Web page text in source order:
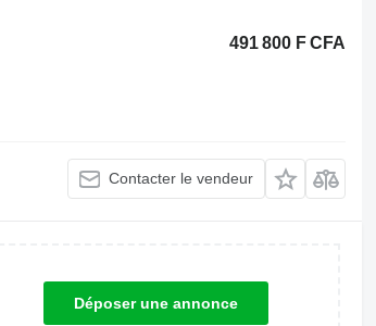
491 800 F CFA
Contacter le vendeur
Déposer une annonce